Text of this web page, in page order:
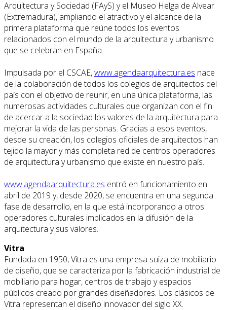
Arquitectura y Sociedad (FAyS) y el Museo Helga de Alvear
(Extremadura), ampliando el atractivo y el alcance de la
primera plataforma que reúne todos los eventos
relacionados con el mundo de la arquitectura y urbanismo
que se celebran en España.
Impulsada por el CSCAE,www.agendaarquitectura.es nace
de la colaboración de todos los colegios de arquitectos del
país con el objetivo de reunir, en una única plataforma, las
numerosas actividades culturales que organizan con el fin
de acercar a la sociedad los valores de la arquitectura para
mejorar la vida de las personas. Gracias a esos eventos,
desde su creación, los colegios oficiales de arquitectos han
tejido la mayor y más completa red de centros operadores
de arquitectura y urbanismo que existe en nuestro país.
www.agendaarquitectura.es entró en funcionamiento en
abril de 2019 y, desde 2020, se encuentra en una segunda
fase de desarrollo, en la que está incorporando a otros
operadores culturales implicados en la difusión de la
arquitectura y sus valores.
Vitra
Fundada en 1950, Vitra es una empresa suiza de mobiliario
de diseño, que se caracteriza por la fabricación industrial de
mobiliario para hogar, centros de trabajo y espacios
públicos creado por grandes diseñadores. Los clásicos de
Vitra representan el diseño innovador del siglo XX.